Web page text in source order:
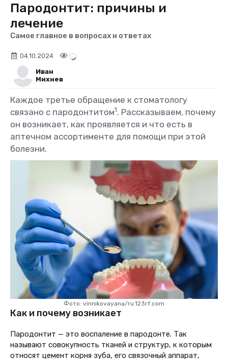
Пародонтит: причины и
лечение
Самое главное в вопросах и ответах
04.10.2024
Иван
Михнев
Каждое третье обращение к стоматологу
связано с пародонтитом1. Рассказываем, почему
он возникает, как проявляется и что есть в
аптечном ассортименте для помощи при этой
болезни.
Фото: vinnikovayana/ru.123rf.com
Как и почему возникает
Пародонтит — это воспаление в пародонте. Так
называют совокупность тканей и структур, к которым
относят цемент корня зуба, его связочный аппарат,